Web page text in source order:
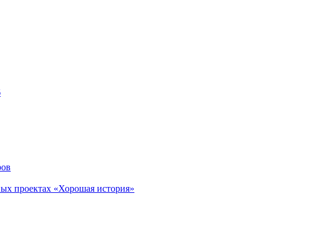
проектах «Хорошая история»